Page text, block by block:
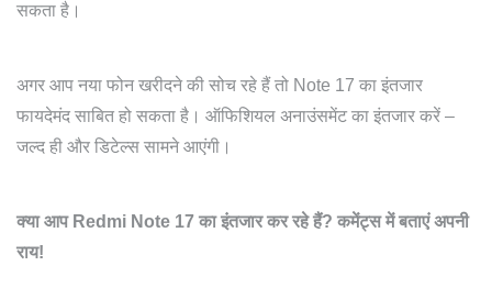
सकता है।
अगर आप नया फोन खरीदने की सोच रहे हैं तो Note 17 का इंतजार
फायदेमंद साबित हो सकता है। ऑफिशियल अनाउंसमेंट का इंतजार करें –
जल्द ही और डिटेल्स सामने आएंगी।
क्या आप Redmi Note 17 का इंतजार कर रहे हैं? कमेंट्स में बताएं अपनी
राय!